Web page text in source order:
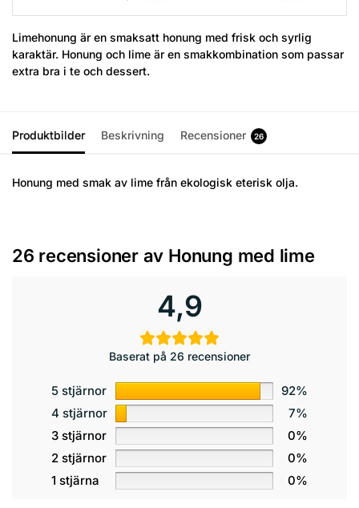
Limehonung är en smaksatt honung med frisk och syrlig
karaktär. Honung och lime är en smakkombination som passar
extra bra i te och dessert.
Produktbilder Beskrivning Recensioner 26
Honung med smak av lime från ekologisk eterisk olja.
26 recensioner av Honung med lime
4,9
Baserat på 26 recensioner
5 stjärnor
92%
4 stjärnor
7%
3 stjärnor
0%
2 stjärnor
0%
1 stjärna
0%